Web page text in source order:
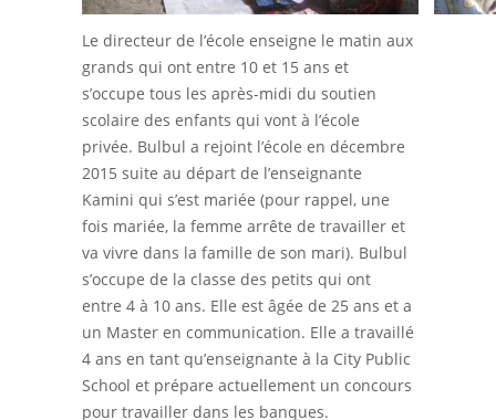
Le directeur de l’école enseigne le matin aux
grands qui ont entre 10 et 15 ans et
s’occupe tous les après-midi du soutien
scolaire des enfants qui vont à l’école
privée. Bulbul a rejoint l’école en décembre
2015 suite au départ de l’enseignante
Kamini qui s’est mariée (pour rappel, une
fois mariée, la femme arrête de travailler et
va vivre dans la famille de son mari). Bulbul
s’occupe de la classe des petits qui ont
entre 4 à 10 ans. Elle est âgée de 25 ans et a
un Master en communication. Elle a travaillé
4 ans en tant qu’enseignante à la City Public
School et prépare actuellement un concours
pour travailler dans les banques.